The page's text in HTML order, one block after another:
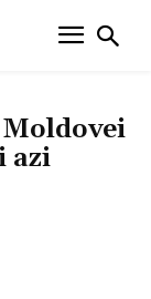
azi